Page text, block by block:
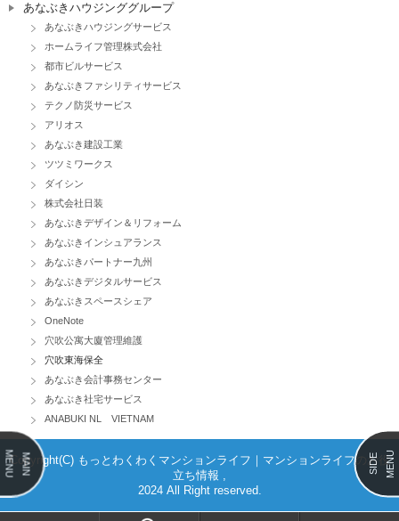
あなぶきハウジンググループ
あなぶきハウジングサービス
ホームライフ管理株式会社
都市ビルサービス
あなぶきファシリティサービス
テクノ防災サービス
アリオス
あなぶき建設工業
ツツミワークス
ダイシン
株式会社日装
あなぶきデザイン＆リフォーム
あなぶきインシュアランス
あなぶきパートナー九州
あなぶきデジタルサービス
あなぶきスペースシェア
OneNote
穴吹公寓大廈管理維護
穴吹東海保全
あなぶき会計事務センター
あなぶき社宅サービス
ANABUKI NL VIETNAM
Copyright(C) もっとわくわくマンションライフ｜マンションライフのお役
立ち情報 ,
2024 All Right reserved.
MAIN
MENU SIDE MENU